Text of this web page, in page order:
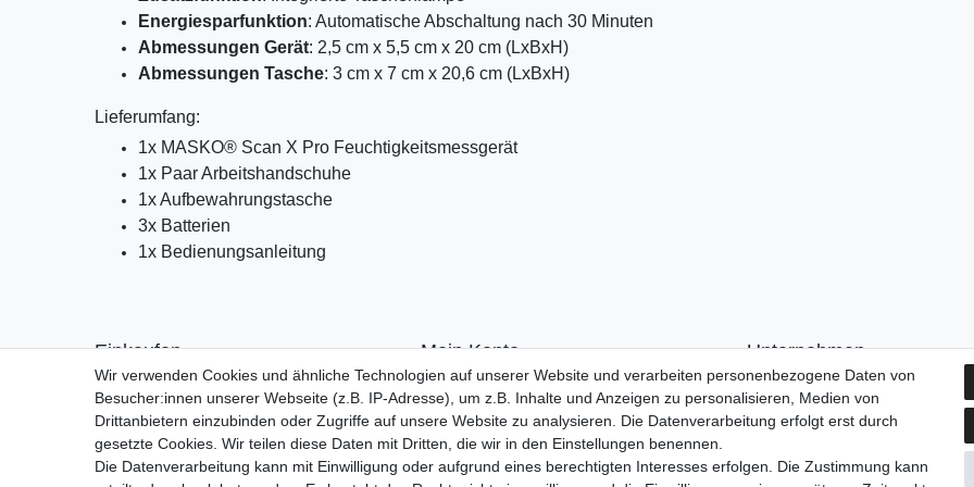
Energiesparfunktion: Automatische Abschaltung nach 30 Minuten
Abmessungen Gerät: 2,5 cm x 5,5 cm x 20 cm (LxBxH)
Abmessungen Tasche: 3 cm x 7 cm x 20,6 cm (LxBxH)
Lieferumfang:
1x MASKO® Scan X Pro Feuchtigkeitsmessgerät
1x Paar Arbeitshandschuhe
1x Aufbewahrungstasche
3x Batterien
1x Bedienungsanleitung
Einkaufen
Zahlungsarten
Versandarten & -kosten
Warenkorb
Kasse
Widerrufsrecht
Mein Konto
Anmelden
Registrieren
Unternehmen
Kontakt
AGB
Datenschutzerklärung
Wir verwenden Cookies und ähnliche Technologien auf unserer Website und verarbeiten personenbezogene Daten von
Besucher:innen unserer Webseite (z.B. IP-Adresse), um z.B. Inhalte und Anzeigen zu personalisieren, Medien von
Drittanbietern einzubinden oder Zugriffe auf unsere Website zu analysieren. Die Datenverarbeitung erfolgt erst durch
gesetzte Cookies. Wir teilen diese Daten mit Dritten, die wir in den Einstellungen benennen.
Die Datenverarbeitung kann mit Einwilligung oder aufgrund eines berechtigten Interesses erfolgen. Die Zustimmung kann